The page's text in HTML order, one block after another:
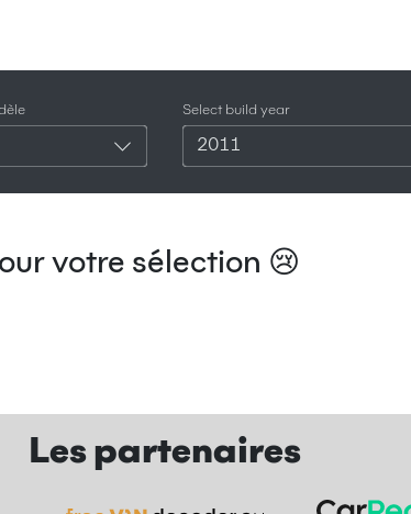
Select build year
2011
votre sélection 😢
Les partenaires